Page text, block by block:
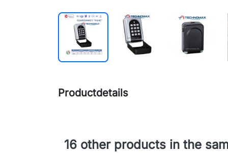
Productdetails
16 other products in the